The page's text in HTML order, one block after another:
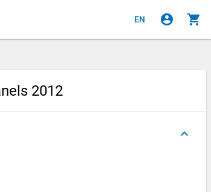
EN account_circle shopping_cart
2012
keyboard_arrow_up